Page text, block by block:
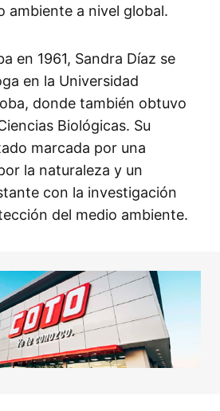
ambiente a nivel global.​
en 1961, Sandra Díaz se
en la Universidad
donde también obtuvo
Biológicas. Su
marcada por una
la naturaleza y un
con la investigación
del medio ambiente.